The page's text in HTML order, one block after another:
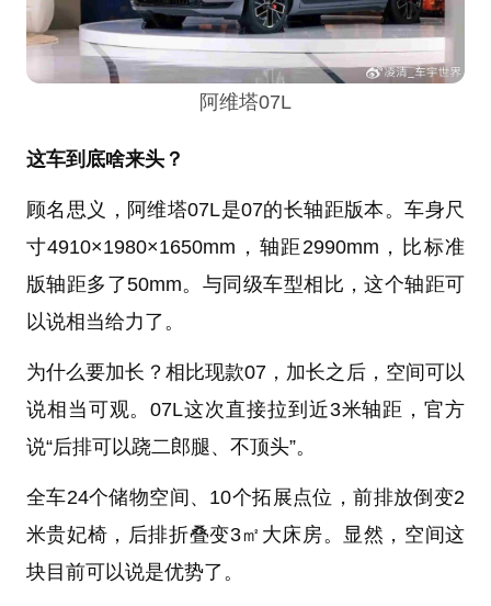
阿维塔07L
这车到底啥来头？
顾名思义，阿维塔07L是07的长轴距版本。车身尺
寸4910×1980×1650mm，轴距2990mm，比标准
版轴距多了50mm。与同级车型相比，这个轴距可
以说相当给力了。
为什么要加长？相比现款07，加长之后，空间可以
说相当可观。07L这次直接拉到近3米轴距，官方
说“后排可以跷二郎腿、不顶头”。
全车24个储物空间、10个拓展点位，前排放倒变2
米贵妃椅，后排折叠变3㎡大床房。显然，空间这
块目前可以说是优势了。